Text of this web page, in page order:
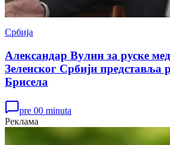
Србија
Александар Вулин за руске
Зеленског Србији представља
Брисела
pre 00 minuta
Реклама